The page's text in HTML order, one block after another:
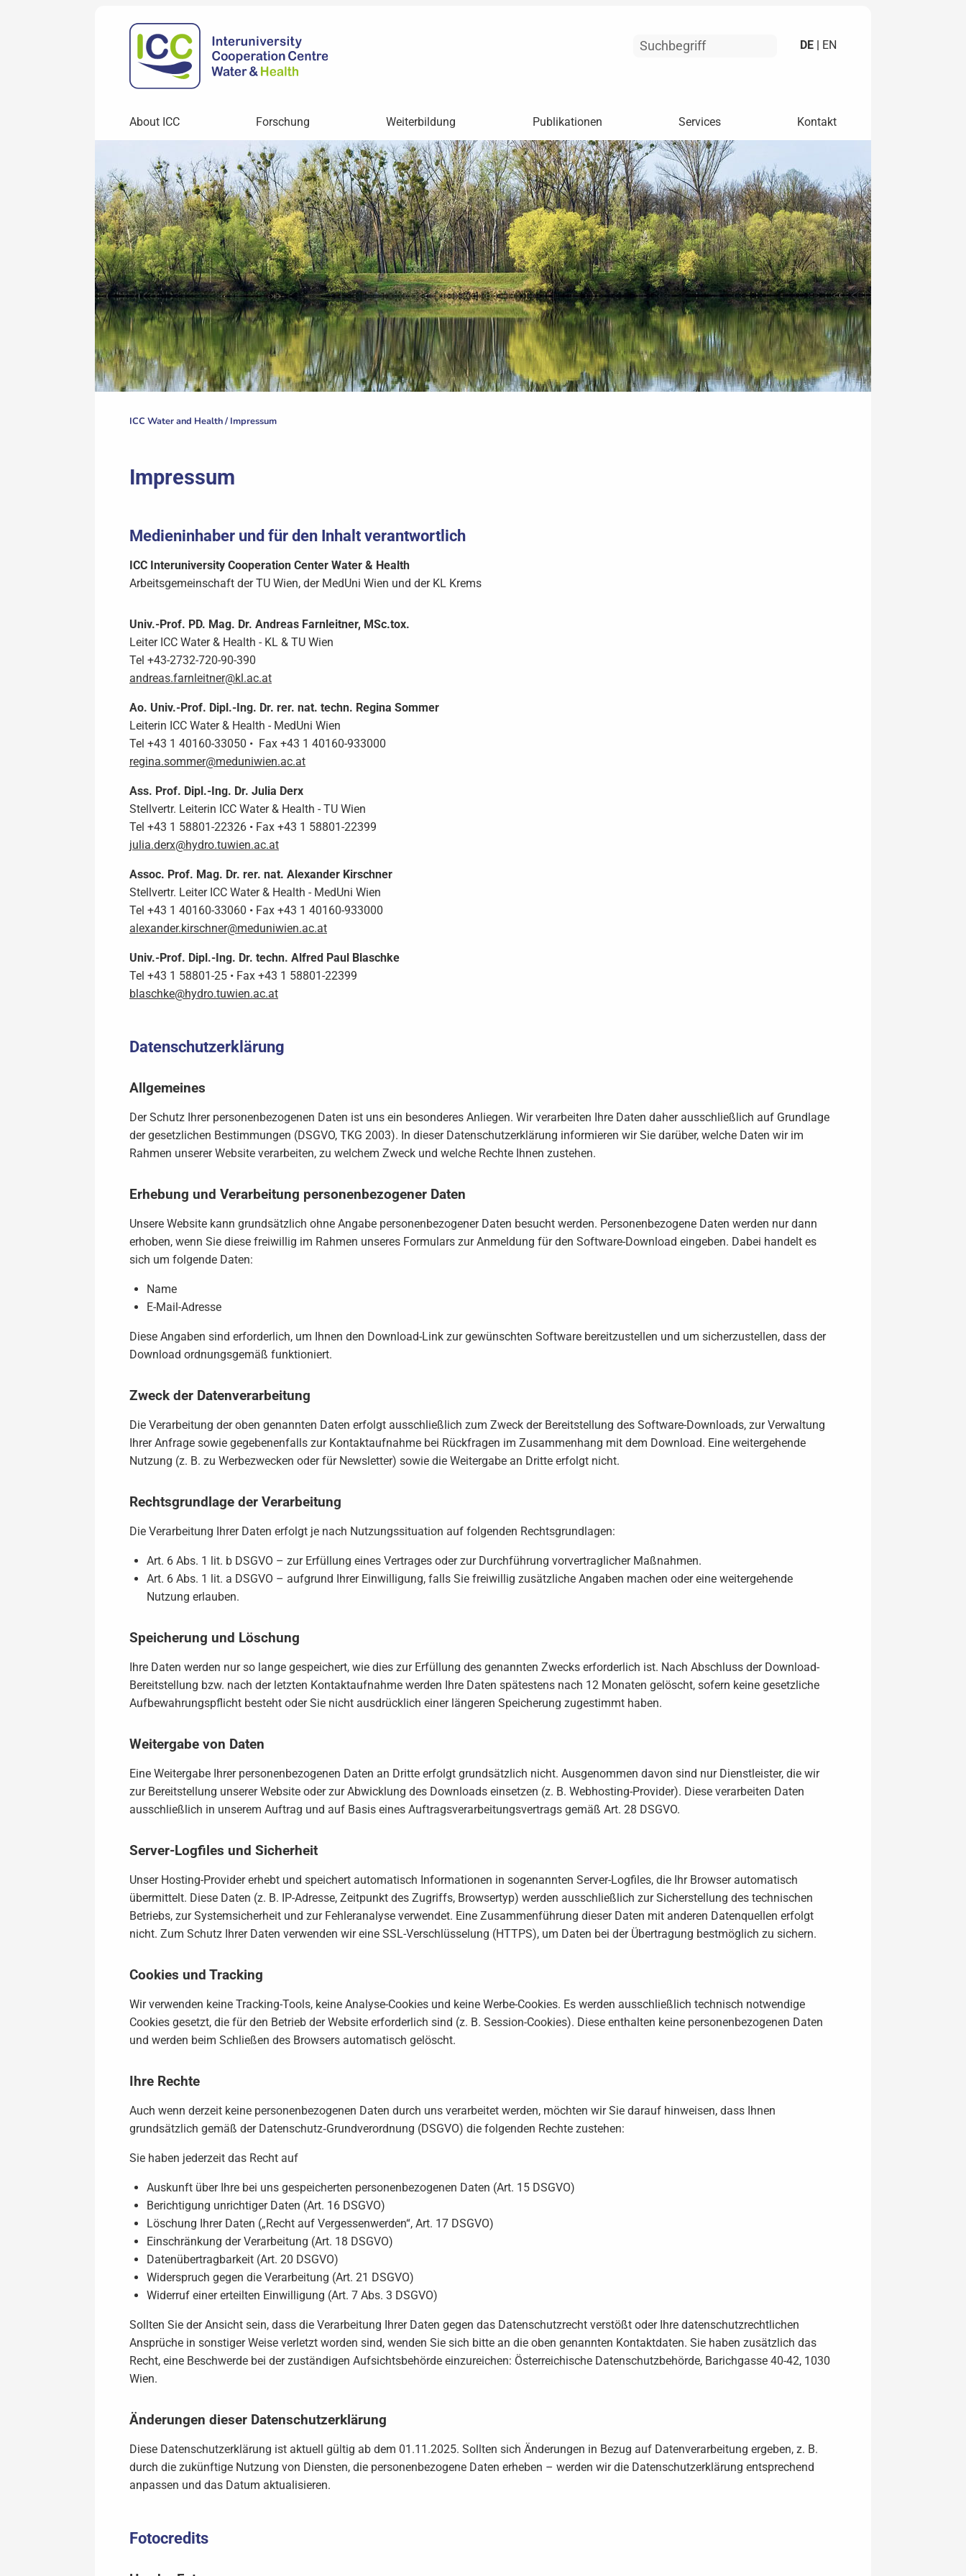
DE | EN
About ICC Forschung Weiterbildung Publikationen Services Kontakt
ICC Water and Health / Impressum
Impressum
Medieninhaber und für den Inhalt verantwortlich
ICC Interuniversity Cooperation Center Water & Health
Arbeitsgemeinschaft der TU Wien, der MedUni Wien und der KL Krems
Univ.-Prof. PD. Mag. Dr. Andreas Farnleitner, MSc.tox.
Leiter ICC Water & Health - KL & TU Wien
Tel +43-2732-720-90-390
andreas.farnleitner@kl.ac.at
Ao. Univ.-Prof. Dipl.-Ing. Dr. rer. nat. techn. Regina Sommer
Leiterin ICC Water & Health - MedUni Wien
Tel +43 1 40160-33050 • Fax +43 1 40160-933000
regina.sommer@meduniwien.ac.at
Ass. Prof. Dipl.-Ing. Dr. Julia Derx
Stellvertr. Leiterin ICC Water & Health - TU Wien
Tel +43 1 58801-22326 • Fax +43 1 58801-22399
julia.derx@hydro.tuwien.ac.at
Assoc. Prof. Mag. Dr. rer. nat. Alexander Kirschner
Stellvertr. Leiter ICC Water & Health - MedUni Wien
Tel +43 1 40160-33060 • Fax +43 1 40160-933000
alexander.kirschner@meduniwien.ac.at
Univ.-Prof. Dipl.-Ing. Dr. techn. Alfred Paul Blaschke
Tel +43 1 58801-25 • Fax +43 1 58801-22399
blaschke@hydro.tuwien.ac.at
Datenschutzerklärung
Allgemeines
Der Schutz Ihrer personenbezogenen Daten ist uns ein besonderes Anliegen. Wir verarbeiten Ihre Daten daher ausschließlich auf Grundlage
der gesetzlichen Bestimmungen (DSGVO, TKG 2003). In dieser Datenschutzerklärung informieren wir Sie darüber, welche Daten wir im
Rahmen unserer Website verarbeiten, zu welchem Zweck und welche Rechte Ihnen zustehen.
Erhebung und Verarbeitung personenbezogener Daten
Unsere Website kann grundsätzlich ohne Angabe personenbezogener Daten besucht werden. Personenbezogene Daten werden nur dann
erhoben, wenn Sie diese freiwillig im Rahmen unseres Formulars zur Anmeldung für den Software-Download eingeben. Dabei handelt es
sich um folgende Daten:
Name
E-Mail-Adresse
Diese Angaben sind erforderlich, um Ihnen den Download-Link zur gewünschten Software bereitzustellen und um sicherzustellen, dass der
Download ordnungsgemäß funktioniert.
Zweck der Datenverarbeitung
Die Verarbeitung der oben genannten Daten erfolgt ausschließlich zum Zweck der Bereitstellung des Software-Downloads, zur Verwaltung
Ihrer Anfrage sowie gegebenenfalls zur Kontaktaufnahme bei Rückfragen im Zusammenhang mit dem Download. Eine weitergehende
Nutzung (z. B. zu Werbezwecken oder für Newsletter) sowie die Weitergabe an Dritte erfolgt nicht.
Rechtsgrundlage der Verarbeitung
Die Verarbeitung Ihrer Daten erfolgt je nach Nutzungssituation auf folgenden Rechtsgrundlagen:
Art. 6 Abs. 1 lit. b DSGVO – zur Erfüllung eines Vertrages oder zur Durchführung vorvertraglicher Maßnahmen.
Art. 6 Abs. 1 lit. a DSGVO – aufgrund Ihrer Einwilligung, falls Sie freiwillig zusätzliche Angaben machen oder eine weitergehende
Nutzung erlauben.
Speicherung und Löschung
Ihre Daten werden nur so lange gespeichert, wie dies zur Erfüllung des genannten Zwecks erforderlich ist. Nach Abschluss der Download-
Bereitstellung bzw. nach der letzten Kontaktaufnahme werden Ihre Daten spätestens nach 12 Monaten gelöscht, sofern keine gesetzliche
Aufbewahrungspflicht besteht oder Sie nicht ausdrücklich einer längeren Speicherung zugestimmt haben.
Weitergabe von Daten
Eine Weitergabe Ihrer personenbezogenen Daten an Dritte erfolgt grundsätzlich nicht. Ausgenommen davon sind nur Dienstleister, die wir
zur Bereitstellung unserer Website oder zur Abwicklung des Downloads einsetzen (z. B. Webhosting-Provider). Diese verarbeiten Daten
ausschließlich in unserem Auftrag und auf Basis eines Auftragsverarbeitungsvertrags gemäß Art. 28 DSGVO.
Server-Logfiles und Sicherheit
Unser Hosting-Provider erhebt und speichert automatisch Informationen in sogenannten Server-Logfiles, die Ihr Browser automatisch
übermittelt. Diese Daten (z. B. IP-Adresse, Zeitpunkt des Zugriffs, Browsertyp) werden ausschließlich zur Sicherstellung des technischen
Betriebs, zur Systemsicherheit und zur Fehleranalyse verwendet. Eine Zusammenführung dieser Daten mit anderen Datenquellen erfolgt
nicht. Zum Schutz Ihrer Daten verwenden wir eine SSL-Verschlüsselung (HTTPS), um Daten bei der Übertragung bestmöglich zu sichern.
Cookies und Tracking
Wir verwenden keine Tracking-Tools, keine Analyse-Cookies und keine Werbe-Cookies. Es werden ausschließlich technisch notwendige
Cookies gesetzt, die für den Betrieb der Website erforderlich sind (z. B. Session-Cookies). Diese enthalten keine personenbezogenen Daten
und werden beim Schließen des Browsers automatisch gelöscht.
Ihre Rechte
Auch wenn derzeit keine personenbezogenen Daten durch uns verarbeitet werden, möchten wir Sie darauf hinweisen, dass Ihnen
grundsätzlich gemäß der Datenschutz‑Grundverordnung (DSGVO) die folgenden Rechte zustehen:
Sie haben jederzeit das Recht auf
Auskunft über Ihre bei uns gespeicherten personenbezogenen Daten (Art. 15 DSGVO)
Berichtigung unrichtiger Daten (Art. 16 DSGVO)
Löschung Ihrer Daten („Recht auf Vergessenwerden“, Art. 17 DSGVO)
Einschränkung der Verarbeitung (Art. 18 DSGVO)
Datenübertragbarkeit (Art. 20 DSGVO)
Widerspruch gegen die Verarbeitung (Art. 21 DSGVO)
Widerruf einer erteilten Einwilligung (Art. 7 Abs. 3 DSGVO)
Sollten Sie der Ansicht sein, dass die Verarbeitung Ihrer Daten gegen das Datenschutzrecht verstößt oder Ihre datenschutzrechtlichen
Ansprüche in sonstiger Weise verletzt worden sind, wenden Sie sich bitte an die oben genannten Kontaktdaten. Sie haben zusätzlich das
Recht, eine Beschwerde bei der zuständigen Aufsichtsbehörde einzureichen: Österreichische Datenschutzbehörde, Barichgasse 40-42, 1030
Wien.
Änderungen dieser Datenschutzerklärung
Diese Datenschutzerklärung ist aktuell gültig ab dem 01.11.2025. Sollten sich Änderungen in Bezug auf Datenverarbeitung ergeben, z. B.
durch die zukünftige Nutzung von Diensten, die personenbezogene Daten erheben – werden wir die Datenschutzerklärung entsprechend
anpassen und das Datum aktualisieren.
Fotocredits